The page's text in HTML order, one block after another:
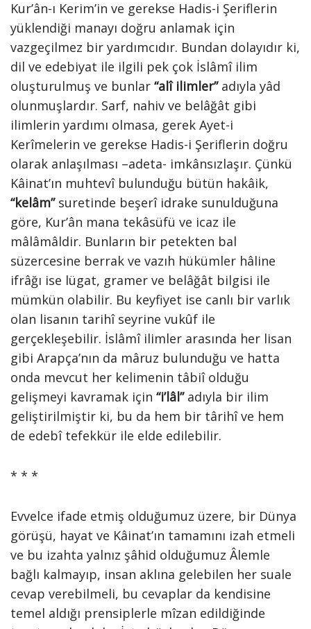
Kur’ân-ı Kerim’in ve gerekse Hadis-i Şeriflerin
yüklendiği manayı doğru anlamak için
vazgeçilmez bir yardımcıdır. Bundan dolayıdır ki,
dil ve edebiyat ile ilgili pek çok İslâmî ilim
oluşturulmuş ve bunlar “alî ilimler”adıyla yâd
olunmuşlardır. Sarf, nahiv ve belâğât gibi
ilimlerin yardımı olmasa, gerek Ayet-i
Kerîmelerin ve gerekse Hadis-i Şeriflerin doğru
olarak anlaşılması –adeta- imkânsızlaşır. Çünkü
Kâinat’ın muhtevî bulunduğu bütün hakâik,
“kelâm”suretinde beşerî idrake sunulduğuna
göre, Kur’ân mana tekâsüfü ve icaz ile
mâlâmâldir. Bunların bir petekten bal
süzercesine berrak ve vazıh hükümler hâline
ifrâğı ise lügat, gramer ve belâğât bilgisi ile
mümkün olabilir. Bu keyfiyet ise canlı bir varlık
olan lisanın tarihî seyrine vukûf ile
gerçekleşebilir. İslâmî ilimler arasında her lisan
gibi Arapça’nın da mâruz bulunduğu ve hatta
onda mevcut her kelimenin tâbiî olduğu
gelişmeyi kavramak için “i’lâl”adıyla bir ilim
geliştirilmiştir ki, bu da hem bir târihî ve hem
de edebî tefekkür ile elde edilebilir.
* * *
Evvelce ifade etmiş olduğumuz üzere, bir Dünya
görüşü, hayat ve Kâinat’ın tamamını izah etmeli
ve bu izahta yalnız şâhid olduğumuz Âlemle
bağlı kalmayıp, insan aklına gelebilen her suale
cevap verebilmeli, bu cevaplar da kendisine
temel aldığı prensiplerle mîzan edildiğinde